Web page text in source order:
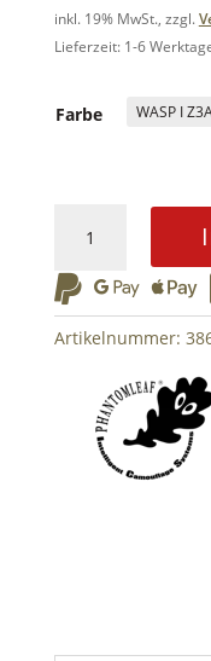
inkl. 19% MwSt., zzgl.
Lieferzeit: 1-6
Farbe
Carrier
Gen.II
Menge
  
Artikelnummer: